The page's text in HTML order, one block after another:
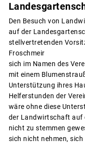
Den Besuch von
auf der
stellvertretenden
Froschmeir
sich im Namen des
mit einem
Unterstützung ihres
Helferstunden der
wäre ohne diese
der Landwirtschaft auf
nicht zu stemmen
sich nicht nehmen,